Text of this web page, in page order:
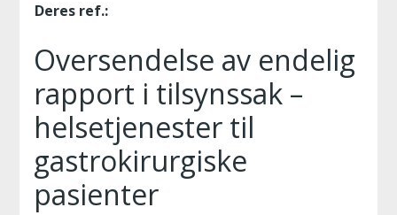
Deres ref.:
Oversendelse av endelig
rapport i tilsynssak –
helsetjenester til
gastrokirurgiske
pasienter